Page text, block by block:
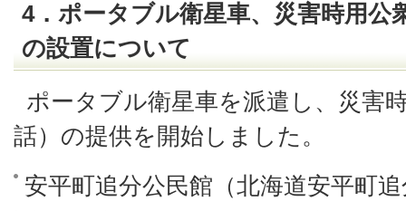
4．ポータブル衛星車、災害時用公
の設置について
ポータブル衛星車を派遣し、災害
話）の提供を開始しました。
安平町追分公民館（北海道安平町